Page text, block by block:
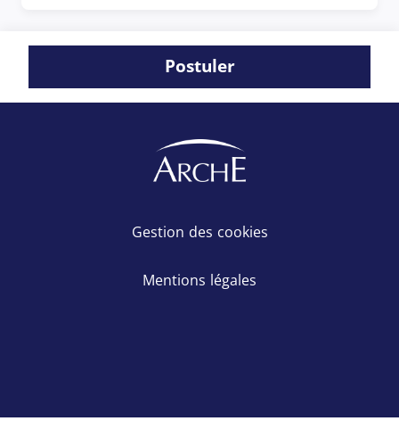
Postuler
Gestion des cookies
Mentions légales